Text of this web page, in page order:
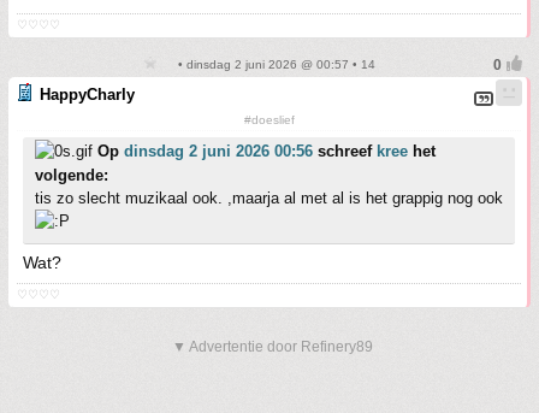
♡♡♡♡
• dinsdag 2 juni 2026 @ 00:57 • 14
HappyCharly
#doeslief
Op dinsdag 2 juni 2026 00:56 schreef kree het
volgende:
tis zo slecht muzikaal ook. ,maarja al met al is het grappig nog ook
Wat?
♡♡♡♡
▼ Advertentie door Refinery89